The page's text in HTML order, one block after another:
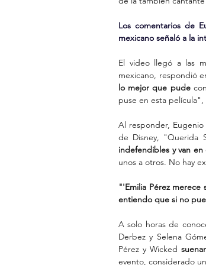
Los comentarios de
mexicano señaló a la
El video llegó a las
mexicano, respondió
lo mejor que pude
puse en esta
Al responder,
de Disney, "Querida
indefendibles y van en
unos a otros. No hay
"'Emilia Pérez merece
entiendo que si no
A solo horas de
Derbez y Selena
Pérez y Wicked
evento, considerado